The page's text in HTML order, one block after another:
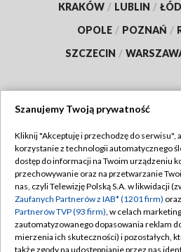
KRAKÓW / LUBLIN /
OPOLE / POZNAŃ /
SZCZECIN /
TVP
Abonament TVP
Emisja w TVP
Centrum informacji TVP
Naziemna Telewizja Cyfrowa
Regulamin
Polityka
Moje
Pomoc
Szanujemy Twoją prywatność
Kliknij "Akceptuję i przechodzę do serwisu",
korzystanie z technologii automatycznego
dostęp do informacji na Twoim urządzeniu
przechowywanie oraz na przetwarzanie
nas, czyli Telewizję Polską S.A. w likwidacji
Zaufanych Partnerów z IAB* (1201 firm)
Partnerów TVP (93 firm), w celach
zautomatyzowanego dopasowania reklam
mierzenia ich skuteczności) i pozostałych,
także zgody na udostępnianie przez nas